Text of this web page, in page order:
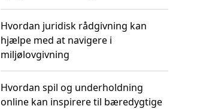
Hvordan juridisk rådgivning kan
hjælpe med at navigere i
miljølovgivning
Hvordan spil og underholdning
online kan inspirere til bæredygtige